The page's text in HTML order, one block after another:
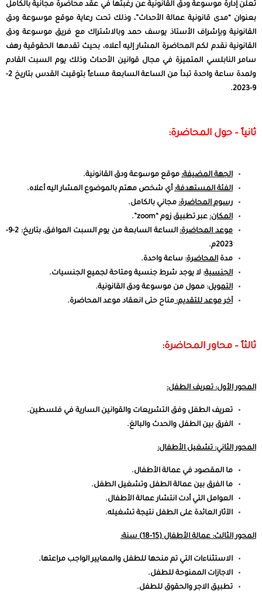
تعلن إدارة موسوعة ودق القانونية عن رغبتها في عقد محاضرة مجانية بالكامل
بعنوان “مدى قانونية عمالة الأحداث”، وذلك تحت رعاية موقع موسوعة ودق
القانونية وبإشراف الأستاذ يوسف حمد وبالاشتراك مع فريق موسوعة ودق
القانونية نقدم لكم المحاضرة المشار إليه أعلاه، بحيث تقدمها الحقوقية رهف
سامر النابلسي المتميزة في مجال قوانين الأحداث وذلك يوم السبت القادم
ولمدة ساعة واحدة تبدأ من الساعة السابعة مساءاً بتوقيت القدس بتاريخ 2-
9-2023.
ثانياً – حول المحاضرة:
الجهة المضيفة: موقع موسوعة ودق القانونية.
الفئة المستهدفة: أي شخص مهتم بالموضوع المشار اليه أعلاه.
رسوم المحاضرة: مجاني بالكامل.
المكان: عبر تطبيق زوم “zoom”.
موعد المحاضرة:
الساعة السابعة من يوم السبت الموافق، بتاريخ: 2-9-
2023م.
مدة المحاضرة: ساعة واحدة.
الجنسية: لا يوجد شرط جنسية ومتاحة لجميع الجنسيات.
التمويل: ممول من موسوعة ودق القانونية.
آخر موعد للتقديم:متاح حتى انعقاد موعد المحاضرة.
ثالثاً – محاور المحاضرة:
المحور الأول: تعريف الطفل:
تعريف الطفل وفق التشريعات والقوانين السارية في فلسطين.
الفرق بين الطفل والحدث والبالغ.
المحور الثاني: تشغيل الأطفال:
ما المقصود في عمالة الأطفال.
ما الفرق بين عمالة الطفل وتشغيل الطفل.
العوامل التي أدت انتشار عمالة الأطفال.
الآثار العائدة على الطفل نتيجة تشغيله.
المحور الثالث: عمالة الأطفال (15-18) سنة:
الاستثناءات التي تم منحها للطفل والمعايير الواجب مراعتها.
الاجازات الممنوحة للطفل.
تطبيق الاجر والحقوق للطفل.